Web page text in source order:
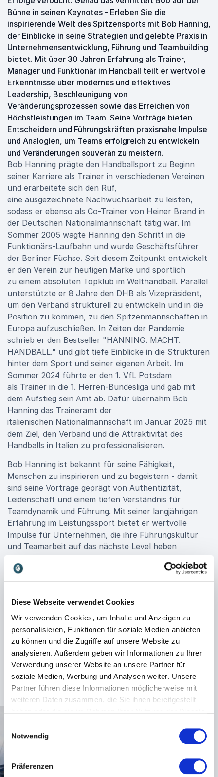
Diese Webseite verwendet Cookies
Wir verwenden Cookies, um Inhalte und Anzeigen zu
personalisieren, Funktionen für soziale Medien anbieten
zu können und die Zugriffe auf unsere Website zu
analysieren. Außerdem geben wir Informationen zu Ihrer
Verwendung unserer Website an unsere Partner für
soziale Medien, Werbung und Analysen weiter. Unsere
Partner führen diese Informationen möglicherweise mit
weiteren Daten zusammen, die Sie ihnen bereitgestellt
Notwendig
Präferenzen
Bühne in seinen Keynotes - Erleben Sie die
inspirierende Welt des Spitzensports mit Bob Hanning,
der Einblicke in seine Strategien und gelebte Praxis in
Unternehmensentwicklung, Führung und Teambuilding
bietet. Mit über 30 Jahren Erfahrung als Trainer,
Manager und Funktionär im Handball teilt er wertvolle
Erkenntnisse über modernes und effektives
Leadership, Beschleunigung von
Veränderungsprozessen sowie das Erreichen von
Höchstleistungen im Team. Seine Vorträge bieten
Entscheidern und Führungskräften praxisnahe Impulse
und Analogien, um Teams erfolgreich zu entwickeln
und Veränderungen souverän zu meistern.
Bob Hanning prägte den Handballsport zu Beginn
seiner Karriere als Trainer in verschiedenen Vereinen
und erarbeitete sich den Ruf,
eine ausgezeichnete Nachwuchsarbeit zu leisten,
sodass er ebenso als Co-Trainer von Heiner Brand in
der Deutschen Nationalmannschaft tätig war. Im
Sommer 2005 wagte Hanning den Schritt in die
Funktionärs-Laufbahn und wurde Geschäftsführer
der Berliner Füchse. Seit diesem Zeitpunkt entwickelt
er den Verein zur heutigen Marke und sportlich
zu einem absoluten Topklub im Welthandball. Parallel
unterstützte er 8 Jahre den DHB als Vizepräsident,
um den Verband strukturell zu entwickeln und in die
Position zu kommen, zu den Spitzenmannschaften in
Europa aufzuschließen. In Zeiten der Pandemie
schrieb er den Bestseller "HANNING. MACHT.
HANDBALL." und gibt tiefe Einblicke in die Strukturen
hinter dem Sport und seiner eigenen Arbeit. Im
Sommer 2024 führte er den 1. VfL Potsdam
als Trainer in die 1. Herren-Bundesliga und gab mit
dem Aufstieg sein Amt ab. Dafür übernahm Bob
Hanning das Traineramt der
italienischen Nationalmannschaft im Januar 2025 mit
dem Ziel, den Verband und die Attraktivität des
Handballs in Italien zu professionalisieren.
Bob Hanning ist bekannt für seine Fähigkeit,
Menschen zu inspirieren und zu begeistern - damit
sind seine Vorträge geprägt von Authentizität,
Leidenschaft und einem tiefen Verständnis für
Teamdynamik und Führung. Mit seiner langjährigen
Erfahrung im Leistungssport bietet er wertvolle
Impulse für Unternehmen, die ihre Führungskultur
und Teamarbeit auf das nächste Level heben
Buchen Sie Bob Hanning für Ihre Veranstaltung und
und inspirierenden Ansätzen. Seine Vorträge liefern
konkrete Werkzeuge, um Führung und Teamarbeit in
Ihrem Unternehmen nachhaltig zu verbessern.
Mögliche Vortragssprachen sind Deutsch und Englisch.
Der Referent reist aus Deutschland an.